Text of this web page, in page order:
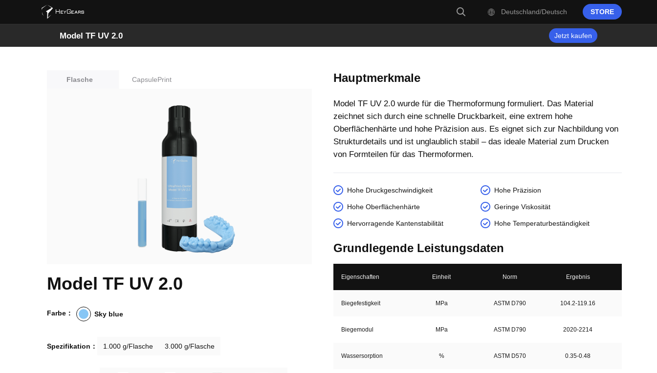
Deutschland/Deutsch STORE
Model TF UV 2.0 Jetzt kaufen
Flasche CapsulePrint
Model TF UV 2.0
Farbe： Sky blue
Spezifikation： 1.000 g/Flasche 3.000 g/Flasche
Hauptmerkmale
Model TF UV 2.0 wurde für die Thermoformung formuliert. Das Material
zeichnet sich durch eine schnelle Druckbarkeit, eine extrem hohe
Oberflächenhärte und hohe Präzision aus. Es eignet sich zur Nachbildung von
Strukturdetails und ist unglaublich stabil – das ideale Material zum Drucken
von Formteilen für das Thermoformen.
Hohe Druckgeschwindigkeit Hohe Präzision
Hohe Oberflächenhärte Geringe Viskosität
Hervorragende Kantenstabilität Hohe Temperaturbeständigkeit
Grundlegende Leistungsdaten
Eigenschaften Einheit Norm Ergebnis
Biegefestigkeit MPa ASTM D790 104.2-119.16
Biegemodul MPa ASTM D790 2020-2214
Wassersorption % ASTM D570 0.35-0.48